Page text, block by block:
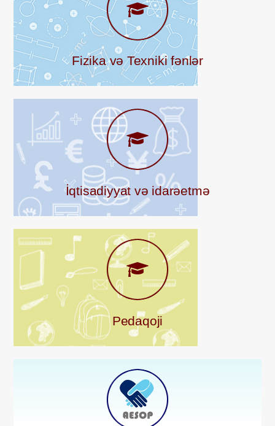
Fizika və Texniki fənlər
İqtisadiyyat və idarəetmə
Pedaqoji